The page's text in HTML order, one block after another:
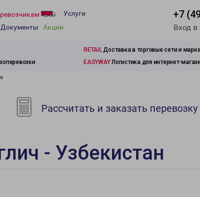
Услуги
Документы Акции
+7
Вход
RETAILДоставка в торговые сети и
EASYWAYЛогистика для интернет-
Рассчитать и заказать перевозку
- Узбекистан